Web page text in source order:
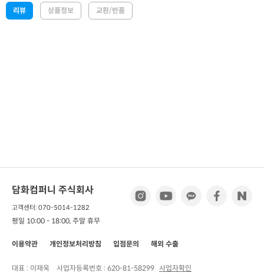
리뷰 상품정보 교환/반품
담화컴퍼니 주식회사
고객센터: 070-5014-1282
평일 10:00 - 18:00, 주말 휴무
이용약관 개인정보처리방침 입점문의 해외 수출
대표 : 이재욱 사업자등록번호 : 620-81-58299 사업자확인